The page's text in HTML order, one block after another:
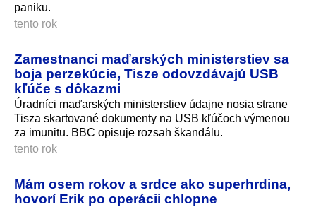
paniku.
tento rok
Zamestnanci maďarských ministerstiev sa
boja perzekúcie, Tisze odovzdávajú USB
kľúče s dôkazmi
Úradníci maďarských ministerstiev údajne nosia strane
Tisza skartované dokumenty na USB kľúčoch výmenou
za imunitu. BBC opisuje rozsah škandálu.
tento rok
Mám osem rokov a srdce ako superhrdina,
hovorí Erik po operácii chlopne